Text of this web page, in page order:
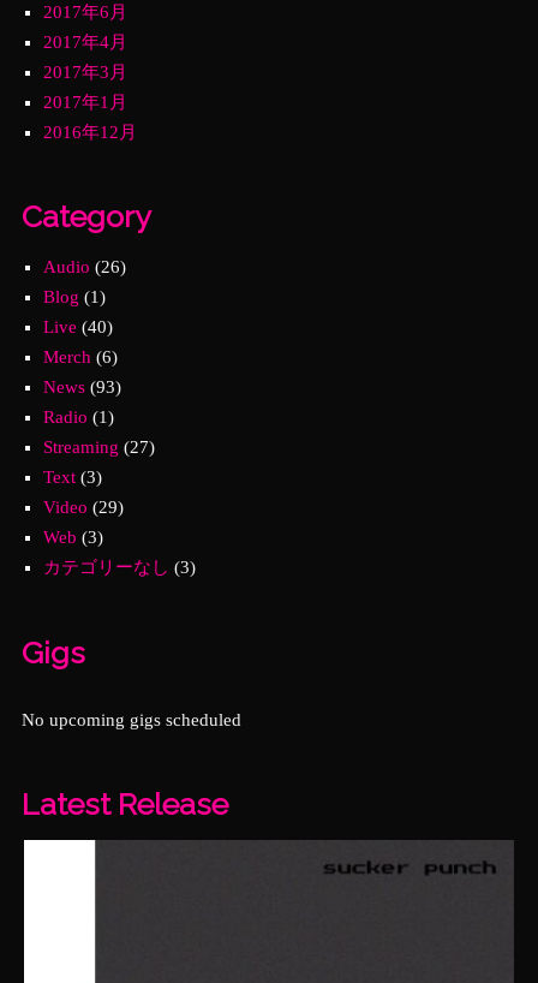
2017年6月
2017年4月
2017年3月
2017年1月
2016年12月
Category
Audio (26)
Blog (1)
Live (40)
Merch (6)
News(93)
Radio (1)
Streaming (27)
Text(3)
Video (29)
Web (3)
カテゴリーなし (3)
Gigs
No upcoming gigs scheduled
Latest Release